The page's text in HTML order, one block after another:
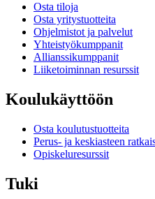
Osta tiloja
Osta yritystuotteita
Ohjelmistot ja palvelut
Yhteistyökumppanit
Allianssikumppanit
Liiketoiminnan resurssit
Koulukäyttöön
Osta koulutustuotteita
Perus- ja keskiasteen
Opiskeluresurssit
Tuki